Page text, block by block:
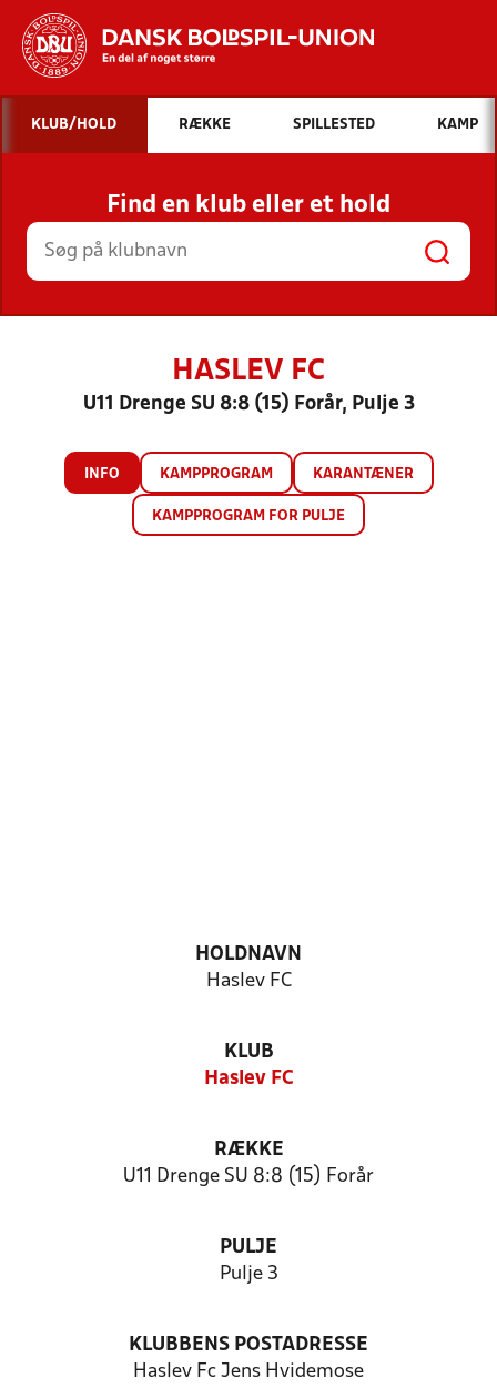
Hvad vil du søge efter?
INDHOLD OG NYHEDER
STILLINGER, RESULTATER, KLUBBER OG
HOLD
KLUB/HOLD RÆKKE SPILLESTED KAMP
Find en klub eller et hold
HASLEV FC
U11 Drenge SU 8:8 (15) Forår, Pulje 3
INFO KAMPPROGRAM KARANTÆNER
KAMPPROGRAM FOR PULJE
HOLDNAVN
Haslev FC
KLUB
Haslev FC
RÆKKE
U11 Drenge SU 8:8 (15) Forår
PULJE
Pulje 3
KLUBBENS POSTADRESSE
Haslev Fc Jens Hvidemose